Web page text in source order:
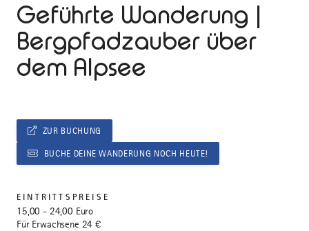
Geführte Wanderung |
Bergpfadzauber über
dem Alpsee
ZUR BUCHUNG
BUCHE DEINE WANDERUNG NOCH HEUTE!
EINTRITTSPREISE
15,00 - 24,00 Euro
Für Erwachsene 24 €